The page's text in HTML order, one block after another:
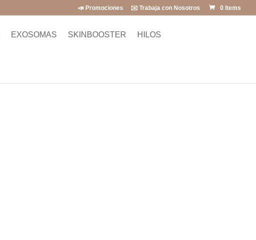
📣 Promociones ✉️ Trabaja con Nosotros 0 Items
EXOSOMAS SKINBOOSTER HILOS